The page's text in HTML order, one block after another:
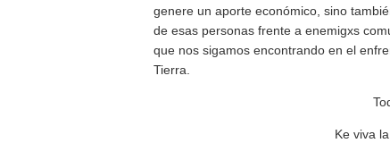
genere un aporte económico, sino
de esas personas frente a enemigxs
que nos sigamos encontrando en el
Tierra.
Ke viva